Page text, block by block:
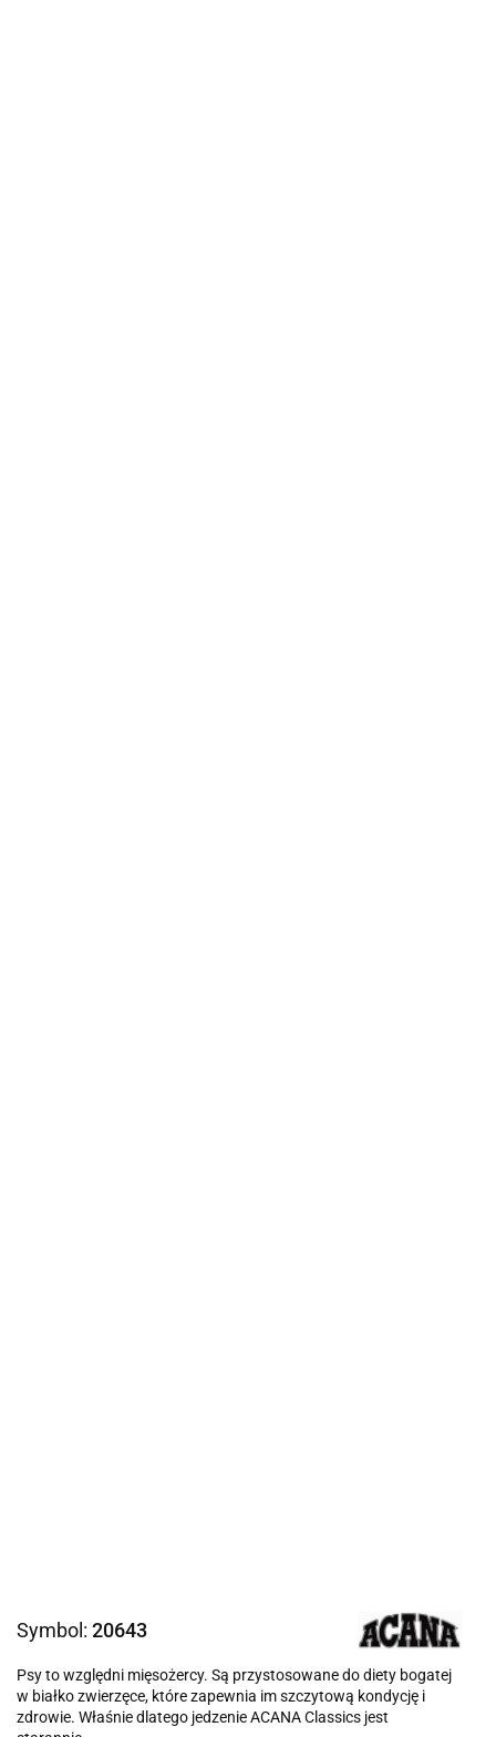
Symbol: 20643
Psy to względni mięsożercy. Są przystosowane do diety bogatej
w białko zwierzęce, które zapewnia im szczytową kondycję i
zdrowie. Właśnie dlatego jedzenie ACANA Classics jest